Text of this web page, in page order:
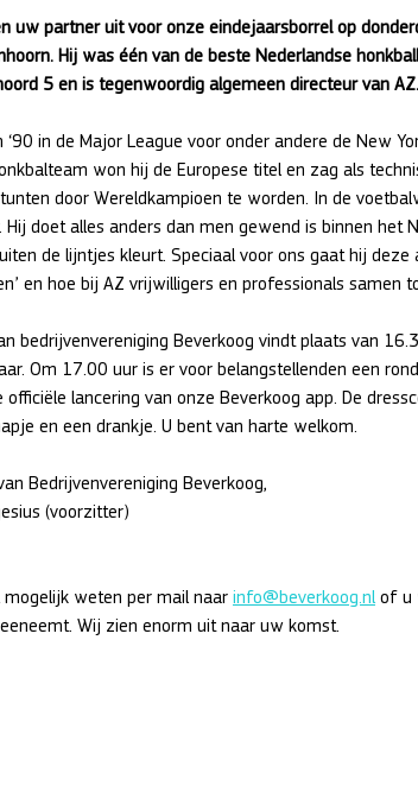
uw partner uit voor onze eindejaarsborrel op
Hij was één van de beste Nederlandse
5 en is tegenwoordig algemeen directeur van AZ.
in de Major League voor onder andere de New
won hij de Europese titel en zag als
door Wereldkampioen te worden. In de
Hij doet alles anders dan men gewend is binnen het
de lijntjes kleurt. Speciaal voor ons gaat hij deze
en hoe bij AZ vrijwilligers en professionals samen
bedrijvenvereniging Beverkoog vindt plaats van
Om 17.00 uur is er voor belangstellenden een
officiële lancering van onze Beverkoog app. De
en een drankje. U bent van harte welkom.
Bedrijvenvereniging Beverkoog,
(voorzitter)
mogelijk weten per mail naar info@beverkoog.nl of u
Wij zien enorm uit naar uw komst.